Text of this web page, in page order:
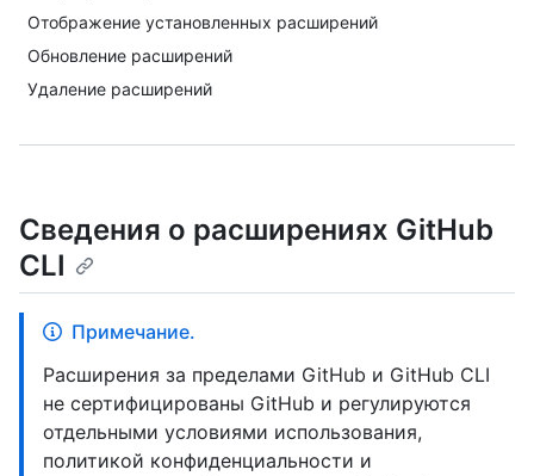
Отображение установленных расширений
Обновление расширений
Удаление расширений
Сведения о расширениях GitHub
CLI
Примечание.
Расширения за пределами GitHub и GitHub CLI
не сертифицированы GitHub и регулируются
отдельными условиями использования,
политикой конфиденциальности и